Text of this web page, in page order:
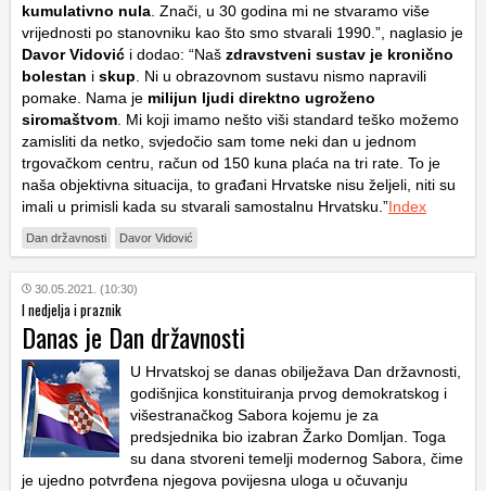
kumulativno nula. Znači, u 30 godina mi ne stvaramo više
vrijednosti po stanovniku kao što smo stvarali 1990.”, naglasio je
Davor Vidović i dodao: “Naš zdravstveni sustav je kronično
bolestan i skup. Ni u obrazovnom sustavu nismo napravili
pomake. Nama je milijun ljudi direktno ugroženo
siromaštvom. Mi koji imamo nešto viši standard teško možemo
zamisliti da netko, svjedočio sam tome neki dan u jednom
trgovačkom centru, račun od 150 kuna plaća na tri rate. To je
naša objektivna situacija, to građani Hrvatske nisu željeli, niti su
imali u primisli kada su stvarali samostalnu Hrvatsku.”Index
Dan državnosti Davor Vidović
30.05.2021. (10:30)
I nedjelja i praznik
Danas je Dan državnosti
U Hrvatskoj se danas obilježava Dan državnosti,
godišnjica konstituiranja prvog demokratskog i
višestranačkog Sabora kojemu je za
predsjednika bio izabran Žarko Domljan. Toga
su dana stvoreni temelji modernog Sabora, čime
je ujedno potvrđena njegova povijesna uloga u očuvanju